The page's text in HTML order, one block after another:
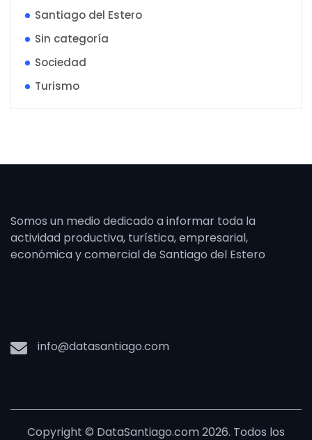
Santiago del Estero
Sin categoría
Sociedad
Turismo
Somos un medio dedicado a informar toda la
actividad productiva, turística, empresarial,
económica y comercial de Santiago del Estero
info@datasantiago.com
Copyright © DataSantiago.com 2026. Todos los